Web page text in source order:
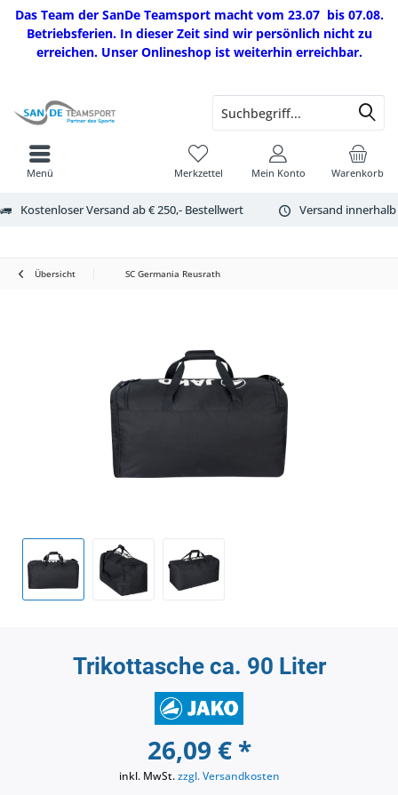
Das Team der SanDe Teamsport macht vom 23.07 bis 07.08.
Betriebsferien. In dieser Zeit sind wir persönlich nicht zu
erreichen. Unser Onlineshop ist weiterhin erreichbar.
Kostenloser Versand ab € 250,- Bestellwert Versand
Warenkorb
Merkzettel Mein Konto
Menü
Übersicht SC Germania Reusrath
Trikottasche ca. 90 Liter
26,09 € *
inkl. MwSt.zzgl. Versandkosten